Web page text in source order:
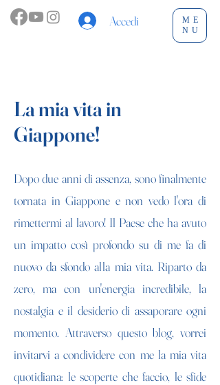
ME
NU
Accedi
La mia vita in
Giappone!
Dopo due anni di assenza, sono finalmente
tornata in Giappone e non vedo l'ora di
rimettermi al lavoro! Il Paese che ha avuto
un impatto così profondo su di me fa di
nuovo da sfondo alla mia vita. Riparto da
zero, ma con un'energia incredibile, la
nostalgia e il desiderio di assaporare ogni
momento. Attraverso questo blog, vorrei
invitarvi a condividere con me la mia vita
quotidiana: le scoperte che faccio, le sfide